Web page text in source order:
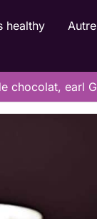
healthy
chocolat, earl